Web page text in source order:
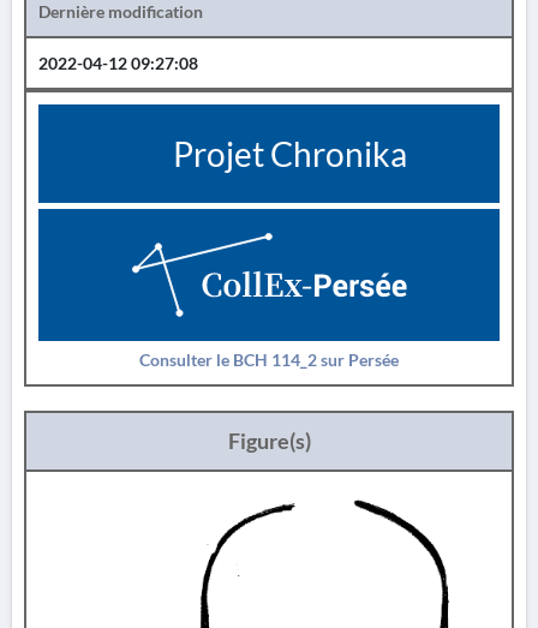
Dernière modification
2022-04-12 09:27:08
Projet Chronika
Consulter le BCH 114_2 sur Persée
Figure(s)